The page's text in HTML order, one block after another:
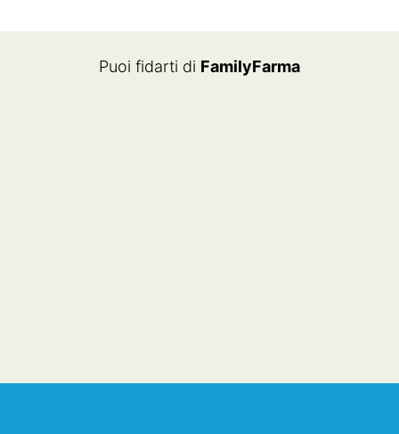
Puoi fidarti di FamilyFarma